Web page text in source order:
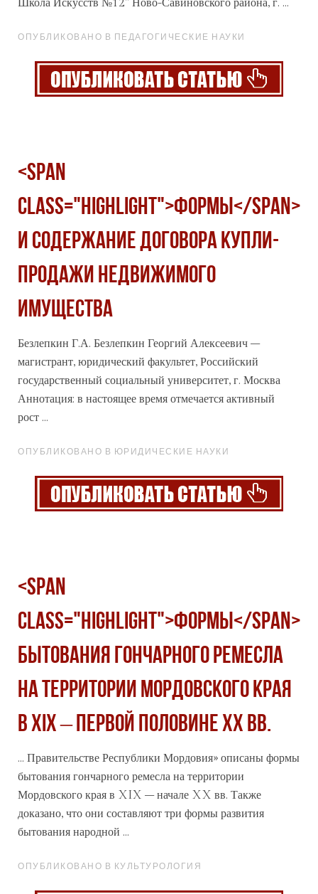
Школа Искусств №12" Ново-Савиновского района, г. ...
ОПУБЛИКОВАНО В ПЕДАГОГИЧЕСКИЕ НАУКИ
<span
class="highlight">ФОРМЫ</span>
И СОДЕРЖАНИЕ ДОГОВОРА КУПЛИ-
ПРОДАЖИ НЕДВИЖИМОГО
ИМУЩЕСТВА
Безлепкин Г.А. Безлепкин Георгий Алексеевич –
магистрант, юридический факультет, Российский
государственный социальный университет, г. Москва
Аннотация: в настоящее время отмечается активный
рост ...
ОПУБЛИКОВАНО В ЮРИДИЧЕСКИЕ НАУКИ
<span
class="highlight">ФОРМЫ</span>
БЫТОВАНИЯ ГОНЧАРНОГО РЕМЕСЛА
НА ТЕРРИТОРИИ МОРДОВСКОГО КРАЯ
В XIX – ПЕРВОЙ ПОЛОВИНЕ XX ВВ.
... Правительстве Республики Мордовия» описаны формы
бытования гончарного ремесла на территории
Мордовского края в XIX – начале XX вв. Также
доказано, что они составляют три формы развития
бытования народной ...
ОПУБЛИКОВАНО В КУЛЬТУРОЛОГИЯ